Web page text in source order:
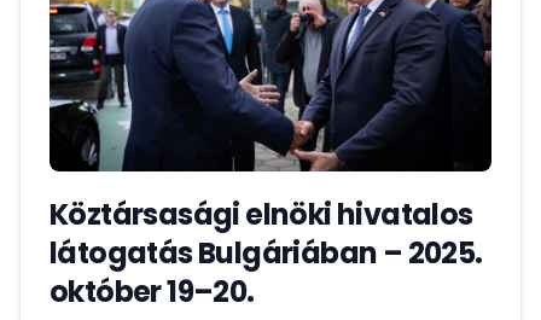
Köztársasági elnöki hivatalos
látogatás Bulgáriában – 2025.
október 19–20.